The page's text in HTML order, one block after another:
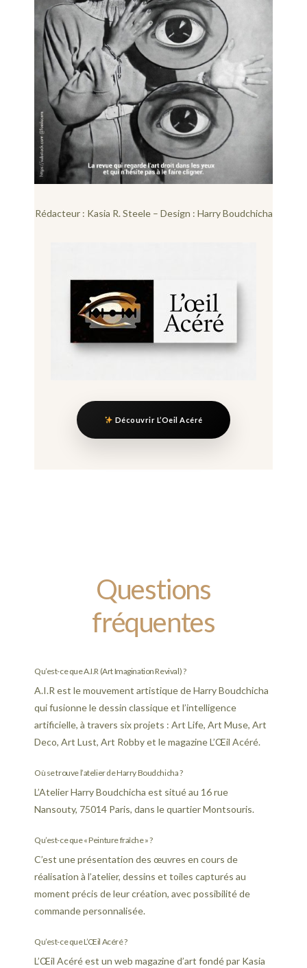
Rédacteur : Kasia R. Steele – Design : Harry Boudchicha
Découvrir L’Oeil Acéré
Questions
fréquentes
Qu’est-ce que A.I.R (Art Imagination Revival) ?
A.I.R est le mouvement artistique de Harry Boudchicha
qui fusionne le dessin classique et l’intelligence
artificielle, à travers six projets : Art Life, Art Muse, Art
Deco, Art Lust, Art Robby et le magazine L’Œil Acéré.
Où se trouve l’atelier de Harry Boudchicha ?
L’Atelier Harry Boudchicha est situé au 16 rue
Nansouty, 75014 Paris, dans le quartier Montsouris.
Qu’est-ce que « Peinture fraîche » ?
C’est une présentation des œuvres en cours de
réalisation à l’atelier, dessins et toiles capturés au
moment précis de leur création, avec possibilité de
commande personnalisée.
Qu’est-ce que L’Œil Acéré ?
L’Œil Acéré est un web magazine d’art fondé par Kasia